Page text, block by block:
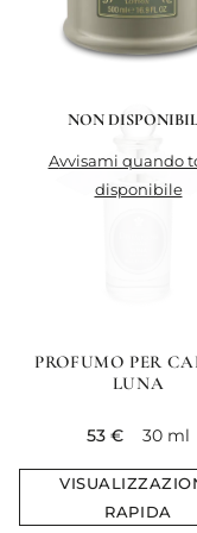
NON
avvisami quando torna
disponibile
PROFUMO PER
LUNA
current price
53 € 30 ml
RAPIDA